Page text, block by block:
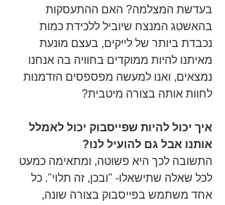
בעדשת המצלמה? האם ההתעסקות
בהאשטג המנצח שיוביל ללכידת כמות
נכבדת ביותר של לייקים, בעצם מונעת
מאיתנו להיות ממוקדים בחוויה בה אנחנו
נמצאים, ואנו למעשה מפספסים הזדמנות
לחוות אותה בצורה מיטבית?
איך יכול להיות שפייסבוק יכול לאמלל
אותנו אבל גם להועיל לנו?
התשובה לכך היא פשוטה, ומתאימה כמעט
לכל שאלה שתישאלו- "ובכן, זה תלוי". כל
אחד משתמש בפייסבוק בצורה שונה,